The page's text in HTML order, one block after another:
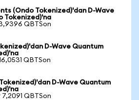
(Ondo Tokenized)'dan D-Wave
Tokenized)'na
QBTSon
D-Wave Quantum
QBTSon
D-Wave Quantum
QBTSon